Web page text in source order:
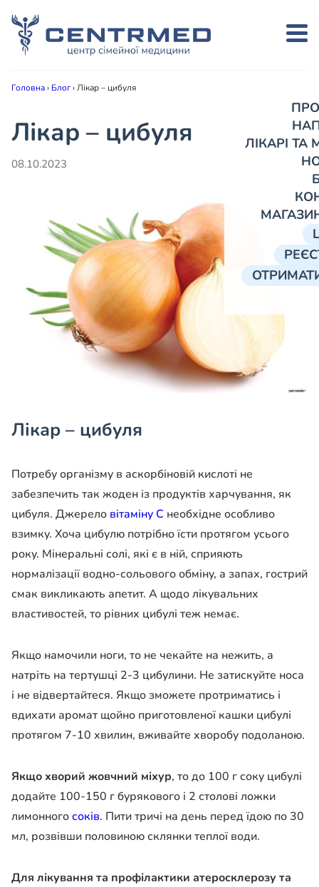
ЛІКАРІ
Головна› Блог›Лікар – цибуля
Лікар – цибуля
08.10.2023
Лікар – цибуля
Потребу організму в аскорбіновій кислоті не
забезпечить так жоден із продуктів харчування, як
цибуля. Джерело вітаміну С необхідне особливо
взимку. Хоча цибулю потрібно їсти протягом усього
року. Мінеральні солі, які є в ній, сприяють
нормалізації водно-сольовогообміну, а запах, гострий
смак викликають апетит. А щодо лікувальних
властивостей, то рівних цибулі теж немає.
Якщо намочили ноги, то не чекайте на нежить, а
натріть на тертушці 2-3 цибулини. Не затискуйте носа
і не відвертайтеся. Якщо зможете протриматись і
вдихати аромат щойно приготовленої кашки цибулі
протягом 7-10 хвилин, вживайте хворобу подоланою.
Якщо хворий жовчний міхур, то до 100 г соку цибулі
додайте 100-150 г бурякового і 2 столові ложки
лимонногосоків. Пити тричі на день перед їдою по 30
мл, розвівши половиною склянки теплої води.
Для лікування та профілактики атеросклерозу та